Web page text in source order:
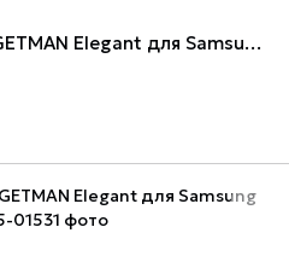
Кожаный чехол-книжка GETMAN Elegant для Samsung Galaxy M34 5G Мятный